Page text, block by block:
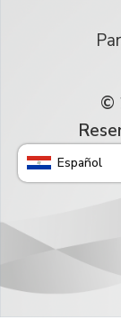
©
Español